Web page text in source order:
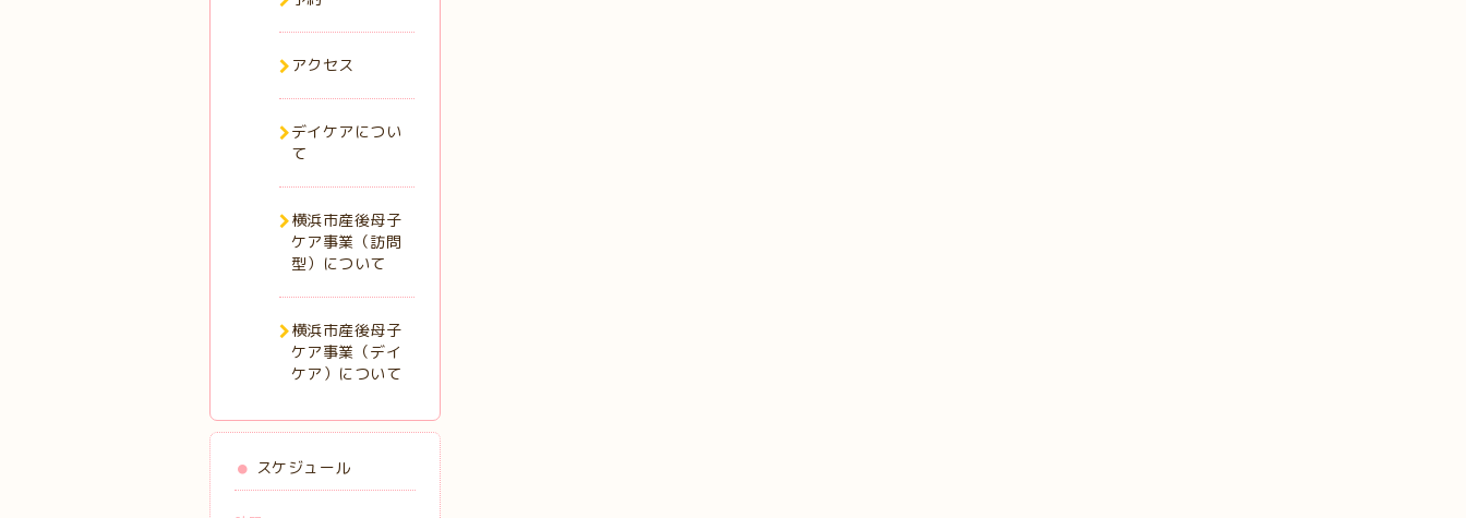
アクセス
デイケアについ
て
横浜市産後母子
ケア事業（訪問
型）について
横浜市産後母子
ケア事業（デイ
ケア）について
スケジュール